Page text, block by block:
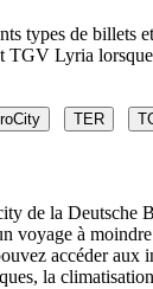
types de billets
TGV Lyria
TER
de la Deutsche
voyage à
accéder aux
la